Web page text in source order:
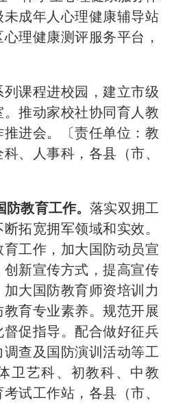
成年人心理健康辅导站
理健康测评服务平台，
课程进校园，建立市级
推动家校社协同育人教
进会。
〔责任单位：教
、人事科，各县（市、
防教育工作。落实双拥工
拓宽拥军领域和实效。
工作， 加大国防动员宣
新宣传方式，提高宣传
大国防教育师资培训力
育专业素养。规范开展
促指导。 配合做好征兵
调查及国防演训活动等工
卫艺科、初教科、中教
考试工作站 ，各县（市、